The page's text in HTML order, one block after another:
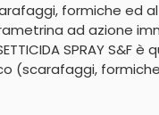
formiche ed
ad azione
SPRAY
(scarafaggi,